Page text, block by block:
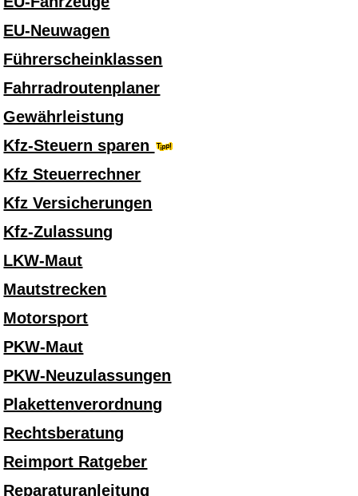
EU-Neuwagen
Führerscheinklassen
Fahrradroutenplaner
Gewährleistung
Kfz-Steuern sparen
Kfz Steuerrechner
Kfz Versicherungen
Kfz-Zulassung
LKW-Maut
Mautstrecken
Motorsport
PKW-Maut
PKW-Neuzulassungen
Plakettenverordnung
Rechtsberatung
Reimport Ratgeber
Reparaturanleitung